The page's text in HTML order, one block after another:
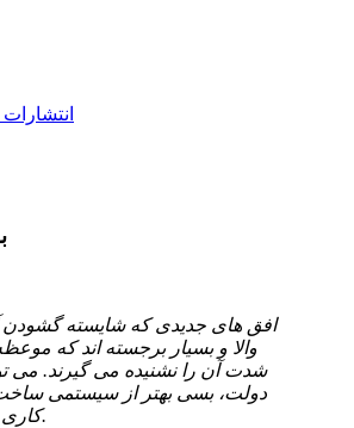
انتشارات
افق های جدیدی که شایسته گشودن
والا و بسیار برجسته اند که
شدت آن را نشنیده می گیرند. می
دولت، بسی بهتر از سیستمی
کاری بر آن درنگ دارد.